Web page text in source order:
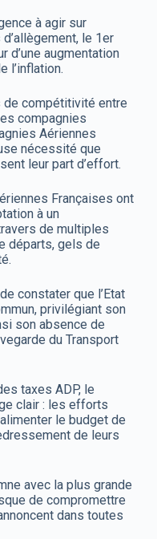
à agir sur
le 1er
d’une augmentation
l’inflation.
de compétitivité entre
compagnies
Aériennes
nécessité que
leur part d’effort.
Françaises ont
à un
de multiples
départs, gels de
constater que l’Etat
privilégiant son
son absence de
du Transport
taxes ADP, le
clair : les efforts
le budget de
de leurs
avec la plus grande
de compromettre
dans toutes